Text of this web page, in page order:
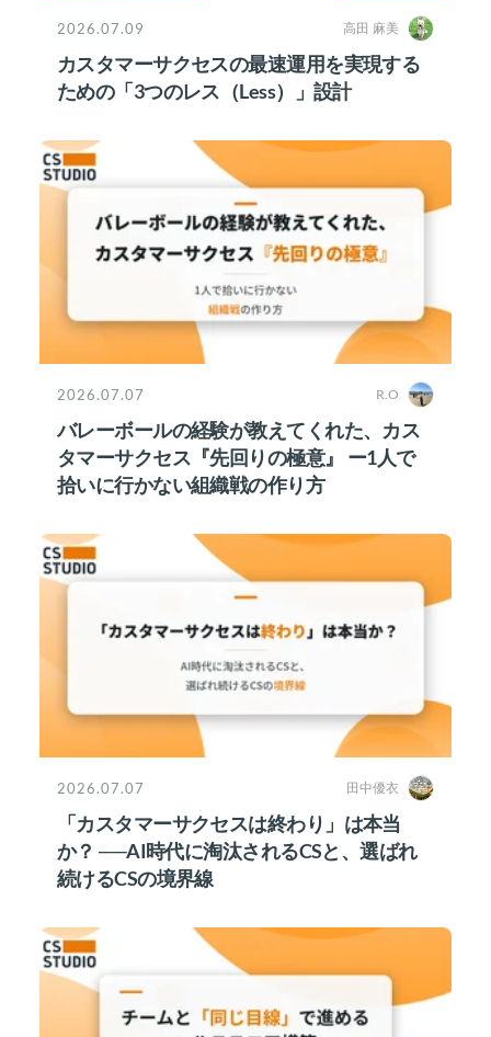
2026.07.09 高田 麻美
カスタマーサクセスの最速運用を実現する
ための「3つのレス（Less）」設計
2026.07.07 R.O
バレーボールの経験が教えてくれた、カス
タマーサクセス『先回りの極意』 ー1人で
拾いに行かない組織戦の作り方
2026.07.07 田中優衣
「カスタマーサクセスは終わり」は本当
か？ ──AI時代に淘汰されるCSと、選ばれ
続けるCSの境界線